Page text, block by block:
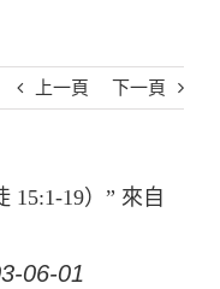
上一頁 下一頁
15:1-19）” 來自
06-01